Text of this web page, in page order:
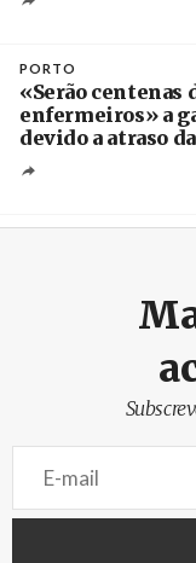
PORTO
«Serão centenas
enfermeiros» a
devido a atraso